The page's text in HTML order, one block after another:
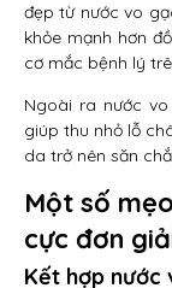
đẹp từ nước vo
khỏe mạnh hơn
cơ mắc bệnh lý
Ngoài ra nước
giúp thu nhỏ lỗ
da trở nên săn
Một số
cực đơn
Kết hợp nước